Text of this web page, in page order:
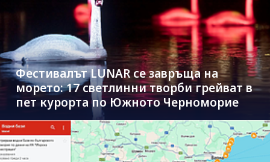
Фестивалът LUNAR се завръща на
морето: 17 светлинни творби грейват в
пет курорта по Южното Черноморие